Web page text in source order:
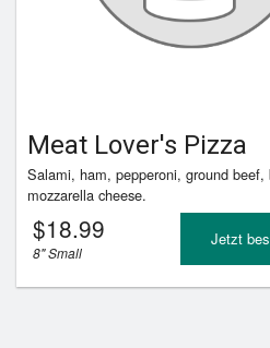
Meat Lover's Pizza
Salami, ham, pepperoni, ground beef,
mozzarella cheese.
$18.99
8" Small
Jetzt